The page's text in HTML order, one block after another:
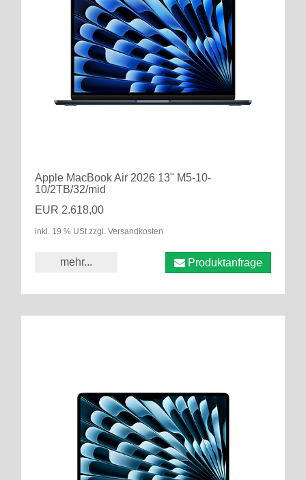
Apple MacBook Air 2026 13" M5-10-
10/2TB/32/mid
EUR 2.618,00
inkl. 19 % USt zzgl. Versandkosten
mehr... Produktanfrage